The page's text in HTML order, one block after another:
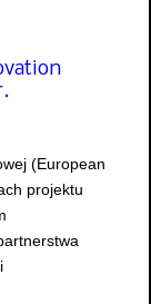
(European
projektu